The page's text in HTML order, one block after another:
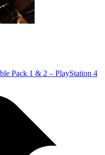
Pack 1 & 2 – PlayStation 4